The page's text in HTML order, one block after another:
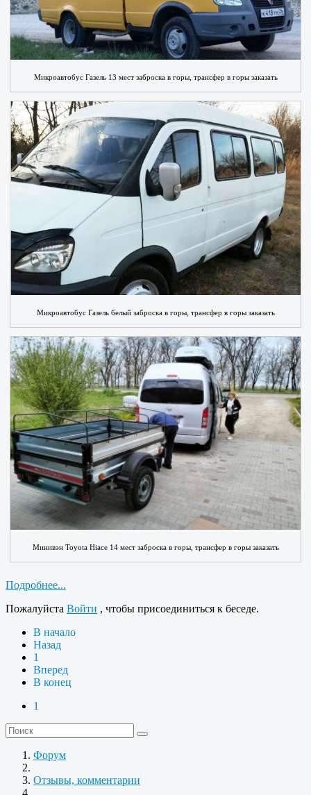
Микроавтобус Газель 13 мест заброска в горы, трансфер в горы заказать
Микроавтобус Газель белый заброска в горы, трансфер в горы заказать
Минивэн Toyota Hiace 14 мест заброска в горы, трансфер в горы заказать
Подробнее...
Пожалуйста Войти , чтобы присоединиться к беседе.
В начало
Назад
1
Вперед
В конец
1
Форум
Отзывы, комментарии